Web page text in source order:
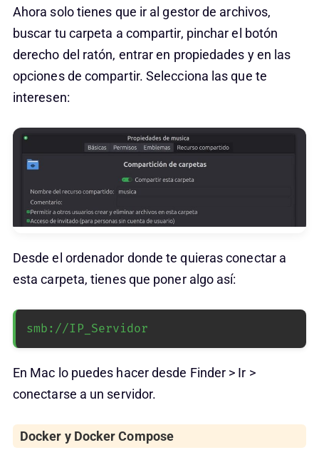
Ahora solo tienes que ir al gestor de archivos,
buscar tu carpeta a compartir, pinchar el botón
derecho del ratón, entrar en propiedades y en las
opciones de compartir. Selecciona las que te
interesen:
Desde el ordenador donde te quieras conectar a
esta carpeta, tienes que poner algo así:
smb://IP_Servidor
En Mac lo puedes hacer desde Finder > Ir >
conectarse a un servidor.
Docker y Docker Compose